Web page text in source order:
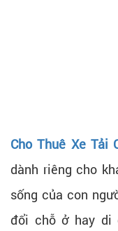
Cho Thuê Xe Tải
dành riêng cho
sống của con
đổi chỗ ở hay di